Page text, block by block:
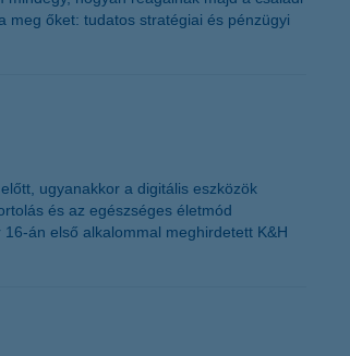
meg őket: tudatos stratégiai és pénzügyi
ugyanakkor a digitális eszközök
és az egészséges életmód
án első alkalommal meghirdetett K&H